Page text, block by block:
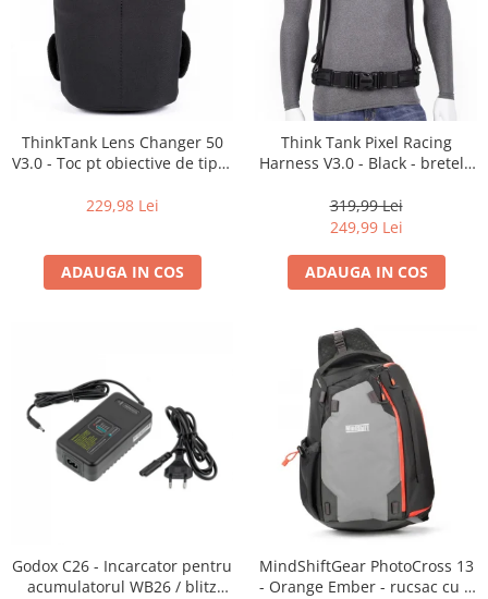
ThinkTank Lens Changer 50
V3.0 - Toc pt obiective de tipul
229,98 Lei
ADAUGA IN COS
Think Tank Pixel Racing
Harness V3.0 - Black - bretele
319,99 Lei
249,99 Lei
ADAUGA IN COS
Godox C26 - Incarcator pentru
acumulatorul WB26 / blitz
MindShiftGear PhotoCross 13
- Orange Ember - rucsac cu o